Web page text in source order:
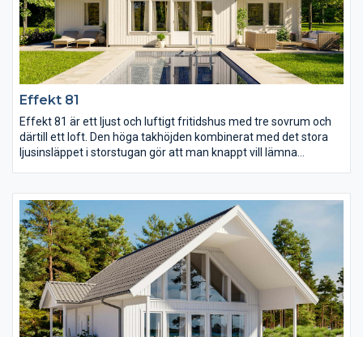
Effekt 81
Effekt 81 är ett ljust och luftigt fritidshus med tre sovrum och
därtill ett loft. Den höga takhöjden kombinerat med det stora
ljusinsläppet i storstugan gör att man knappt vill lämna
sovrum, det stora på ena sidan storstugan och de två mindre
på andra sidan. En trappa upp finns ett loft, perfekt för
övernattande gäster eller som ett extra allrum.